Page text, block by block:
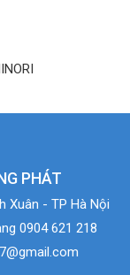
PHÁT
Xuân - TP Hà Nội
0904 621 218